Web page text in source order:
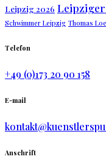
Leipzig 2026
Schwimmer Leipzig Thomas
Telefon
+49 (0)173 20 90 158
E-mail
Anschrift